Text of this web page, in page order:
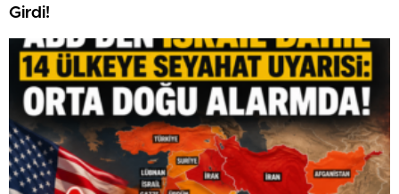
Girdi!